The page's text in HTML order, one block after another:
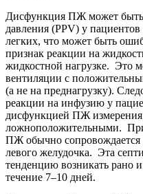
Дисфункция ПЖ может быть
давления (PPV) у
легких, что может быть
признак реакции на
жидкостной нагрузке. Это
вентиляции с
(а не на преднагрузку).
реакции на инфузию у
дисфункцией ПЖ измерения
ложноположительными.
ПЖ обычно сопровождается
левого желудочка. Эта
тенденцию возникать рано
течение 7–10 дней.